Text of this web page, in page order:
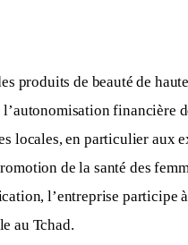
produits de beauté de
financière
locales, en particulier aux
de la santé des
l’entreprise participe
au Tchad.